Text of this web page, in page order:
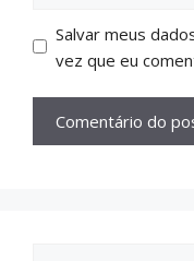
Salvar meus
vez que eu